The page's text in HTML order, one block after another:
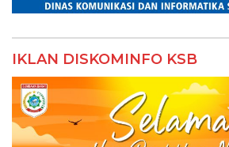
IKLAN DISKOMINFO KSB